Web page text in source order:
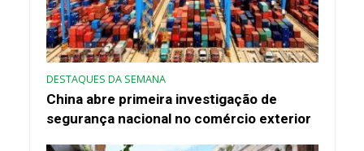
DESTAQUES DA SEMANA
China abre primeira investigação de
segurança nacional no comércio exterior